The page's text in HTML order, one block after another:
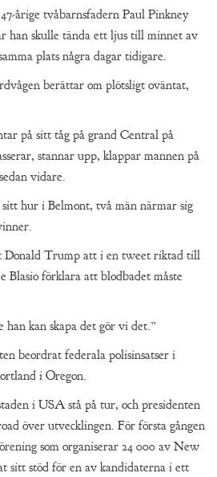
årige tvåbarnsfadern Paul Pinkney
han skulle tända ett ljus till minnet av
plats några dagar tidigare.
berättar om plötsligt oväntat,
på sitt tåg på grand Central på
stannar upp, klappar mannen på
vidare.
hur i Belmont, två män närmar sig
Donald Trump att i en tweet riktad till
Blasio förklara att blodbadet måste
kan skapa det gör vi det.”
beordrat federala polisinsatser i
i Oregon.
i USA stå på tur, och presidenten
över utvecklingen. För första gången
som organiserar 24 000 av New
sitt stöd för en av kandidaterna i ett